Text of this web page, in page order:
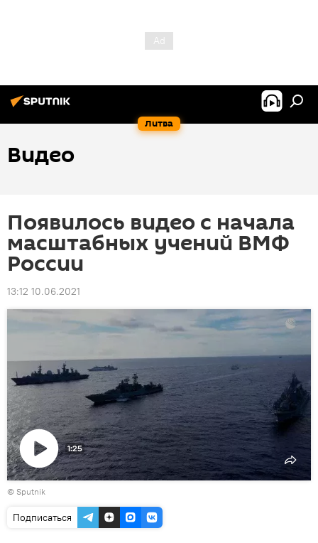
Литва
Видео
Появилось видео с начала
масштабных учений ВМФ
России
13:12 10.06.2021
Воспроизвести
видео
1:25
© Sputnik
Подписаться